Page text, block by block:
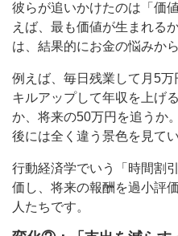
彼らが追いかけたのは「価
えば、最も価値が生まれる
は、結果的にお金の悩みか
例えば、毎日残業して月5
キルアップして年収を上げ
か、将来の50万円を追うか
後には全く違う景色を見てい
行動経済学でいう「時間割
価し、将来の報酬を過小評
人たちです。